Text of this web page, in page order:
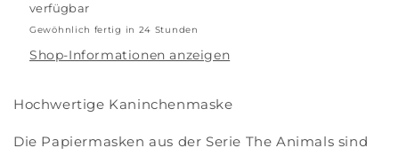
verfügbar
Gewöhnlich fertig in 24 Stunden
Shop-Informationen anzeigen
Hochwertige Kaninchenmaske
Die Papiermasken aus der Serie The Animals sind